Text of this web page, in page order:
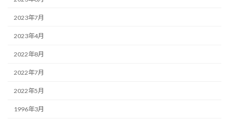
2023年7月
2023年4月
2022年8月
2022年7月
2022年5月
1996年3月